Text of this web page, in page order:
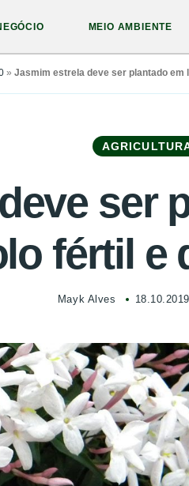
MEIO AMBIENTE
» Jasmim estrela deve ser plantado em
ser
fértil e
Mayk Alves 18.10.2019